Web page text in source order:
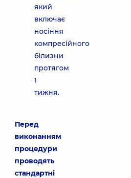
який
включає
носіння
компресійного
білизни
протягом
1
тижня.
Перед
виконанням
процедури
проводять
стандартні